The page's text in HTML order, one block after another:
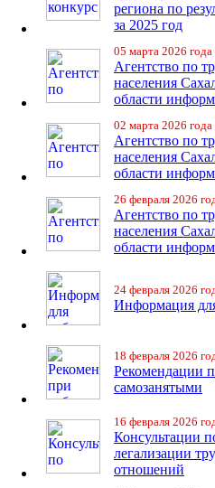
региона по
за 2025 год
05 марта 2026 года
Агентство по
населения
области
02 марта 2026 года
Агентство по
населения
области
26 февраля 2026
Агентство по
населения
области
24 февраля 2026
Информация
18 февраля 2026
Рекомендации
самозанятыми
16 февраля 2026
Консультации
легализации
отношений